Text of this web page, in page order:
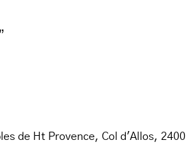
de Ht Provence, Col d'Allos,